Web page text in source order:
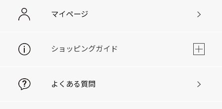
マイページ
ショッピングガイド
よくある質問